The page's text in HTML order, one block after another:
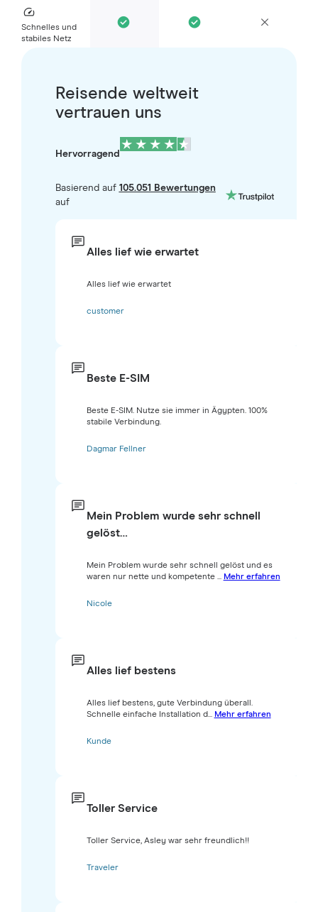
Schnelles und
stabiles Netz
Reisende weltweit
vertrauen uns
Hervorragend
Basierend auf 105.051 Bewertungen
auf
Alles lief wie erwartet
Alles lief wie erwartet
customer
Beste E-SIM
Beste E-SIM. Nutze sie immer in Ägypten. 100%
stabile Verbindung.
Dagmar Fellner
Mein Problem wurde sehr schnell
gelöst…
Mein Problem wurde sehr schnell gelöst und es
waren nur nette und kompetente ... Mehr erfahren
Nicole
Alles lief bestens
Alles lief bestens, gute Verbindung überall.
Schnelle einfache Installation d... Mehr erfahren
Kunde
Toller Service
Toller Service, Asley war sehr freundlich!!
Traveler